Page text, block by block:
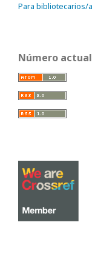
Para bibliotecarios/
Número actual